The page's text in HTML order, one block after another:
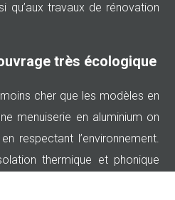
qu’aux travaux de rénovation
très écologique
cher que les modèles en
menuiserie en aluminium on
respectant l’environnement.
thermique et phonique